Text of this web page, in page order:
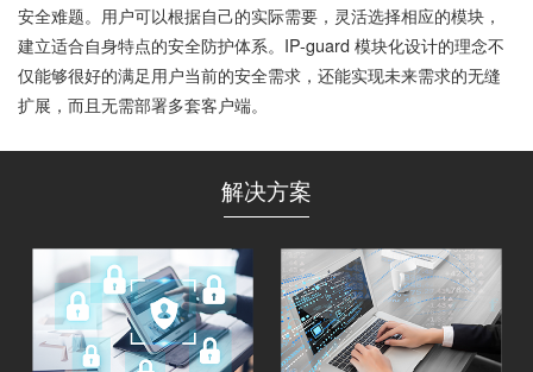
安全难题。用户可以根据自己的实际需要，灵活选择相应的模块，
建立适合自身特点的安全防护体系。IP-guard 模块化设计的理念不
仅能够很好的满足用户当前的安全需求，还能实现未来需求的无缝
扩展，而且无需部署多套客户端。
解决方案